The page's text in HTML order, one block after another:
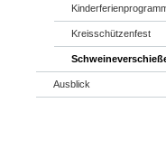
Kreisschützenfest
Ausblick